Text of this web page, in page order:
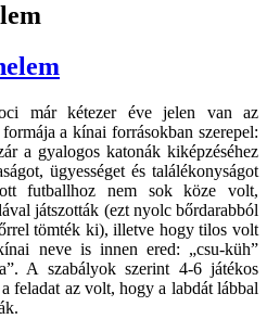
már kétezer éve jelen van az
a kínai forrásokban szerepel:
a gyalogos katonák kiképzéséhez
ügyességet és találékonyságot
futballhoz nem sok köze volt,
játszották (ezt nyolc bőrdarabból
tömték ki), illetve hogy tilos volt
neve is innen ered: „csu-küh”
A szabályok szerint 4-6 játékos
feladat az volt, hogy a labdát lábbal